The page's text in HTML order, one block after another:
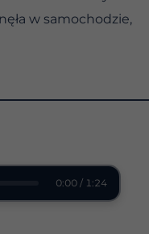
w samochodzie,
0:00 / 1:24